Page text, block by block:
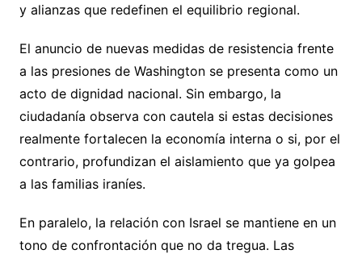
y alianzas que redefinen el equilibrio regional.
El anuncio de nuevas medidas de resistencia frente
a las presiones de Washington se presenta como un
acto de dignidad nacional. Sin embargo, la
ciudadanía observa con cautela si estas decisiones
realmente fortalecen la economía interna o si, por el
contrario, profundizan el aislamiento que ya golpea
a las familias iraníes.
En paralelo, la relación con Israel se mantiene en un
tono de confrontación que no da tregua. Las